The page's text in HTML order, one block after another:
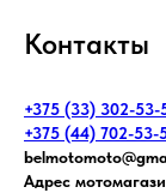
Контакты
+375 (33) 302-53-
+375 (44) 702-53-
Адрес